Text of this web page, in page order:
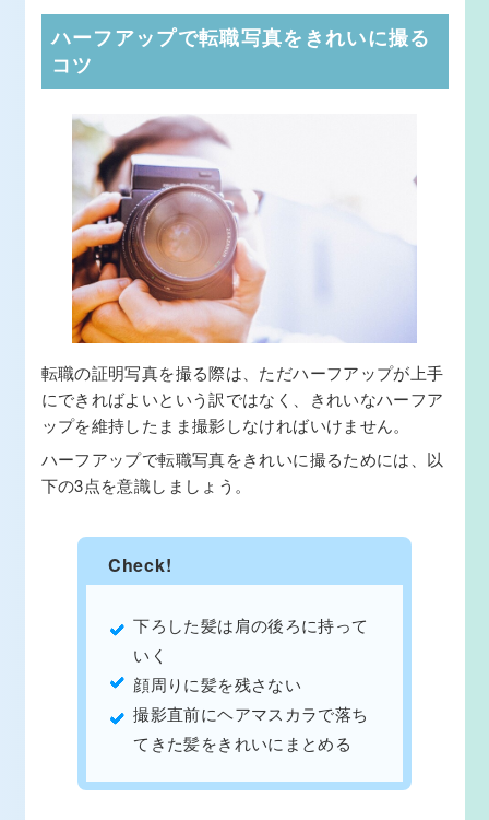
ハーフアップで転職写真をきれいに撮る
コツ
転職の証明写真を撮る際は、ただハーフアップが上手
にできればよいという訳ではなく、きれいなハーフア
ップを維持したまま撮影しなければいけません。
ハーフアップで転職写真をきれいに撮るためには、以
下の3点を意識しましょう。
Check!
下ろした髪は肩の後ろに持って
いく
顔周りに髪を残さない
撮影直前にヘアマスカラで落ち
てきた髪をきれいにまとめる